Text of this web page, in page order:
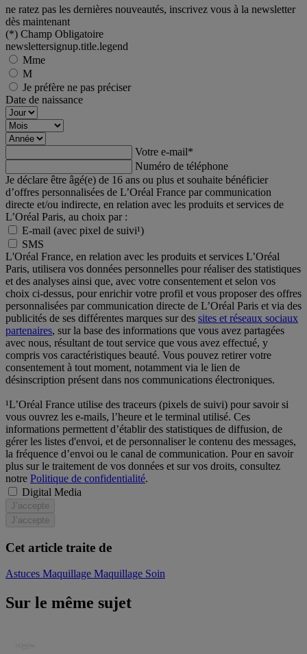
ne ratez pas les dernières nouveautés, inscrivez vous à la newsletter
dès maintenant
(*) Champ Obligatoire
newslettersignup.title.legend
Mme
M
Je préfère ne pas préciser
Date de naissance
Votre e-mail*
Numéro de téléphone
Je déclare être âgé(e) de 16 ans ou plus et souhaite bénéficier
d’offres personnalisées de L’Oréal France par communication
directe et/ou indirecte, en relation avec les produits et services de
L’Oréal Paris, au choix par :
E-mail (avec pixel de suivi¹)
SMS
L'Oréal France, en relation avec les produits et services L’Oréal
Paris, utilisera vos données personnelles pour réaliser des statistiques
et des analyses ainsi que, avec votre consentement et selon vos
choix ci-dessus, pour enrichir votre profil et vous proposer des offres
personnalisées par communication directe de L’Oréal Paris et via des
publicités de ses différentes marques sur des sites et réseaux sociaux
partenaires, sur la base des informations que vous avez partagées
avec nous, résultant de tout service que vous avez effectué, y
compris vos caractéristiques beauté. Vous pouvez retirer votre
consentement à tout moment, notamment via le lien de
désinscription présent dans nos communications électroniques.
¹L’Oréal France utilise des traceurs (pixels de suivi) pour savoir si
vous ouvrez les e-mails, l’heure et le terminal utilisé. Ces
informations permettent d’établir des statistiques de diffusion, de
gérer les listes d'envoi, et de personnaliser le contenu des messages,
la fréquence d’envoi ou le canal de communication. Pour en savoir
plus sur le traitement de vos données et sur vos droits, consultez
notre Politique de confidentialité.
Digital Media
J’accepte
J’accepte
Cet article traite de
Astuces Maquillage Maquillage Soin
Sur le même sujet